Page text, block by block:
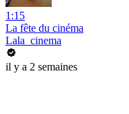
1:15
La fête du cinéma
Lala_cinema
il y a 2 semaines